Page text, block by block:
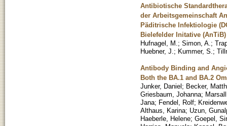
Antibiotische
der Arbeitsgemeinschaft
Päditrische Infektiologie
Bielefelder Initative (AnTiB)
Hufnagel, M. ; Simon, A. ;
Huebner, J. ; Kummer, S. ;
Antibody Binding and
Both the BA.1 and BA.2
Junker, Daniel; Becker,
Griesbaum, Johanna;
Jana; Fendel, Rolf;
Althaus, Karina; Uzun,
Haeberle, Helene; Goepel,